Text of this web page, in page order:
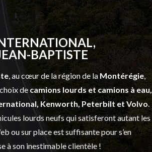
BAPTISTE
, au cœur de la région de la Montérégie,
de camions lourds et camions à eau,
Kenworth, Peterbilt et Volvo.
lourds neufsqui satisferont autant les
ou sur place est suffisante pour s’en
à son inestimable clientèle !